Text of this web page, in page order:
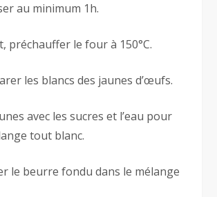
au minimum 1h.
préchauffer le four à 150°C.
les blancs des jaunes d’œufs.
avec les sucres et l’eau pour
tout blanc.
le beurre fondu dans le mélange